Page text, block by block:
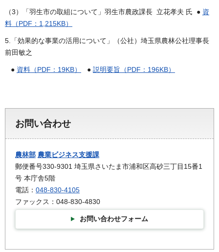
（3）「羽生市の取組について」羽生市農政課長 立花孝夫 氏 ● 資
料（PDF：1,215KB）
5.「効果的な事業の活用について」（公社）埼玉県農林公社理事長
前田敏之
● 資料（PDF：19KB） ● 説明要旨（PDF：196KB）
お問い合わせ
農林部 農業ビジネス支援課
郵便番号330-9301 埼玉県さいたま市浦和区高砂三丁目15番1
号 本庁舎5階
電話： 048-830-4105
ファックス：048-830-4830
お問い合わせフォーム